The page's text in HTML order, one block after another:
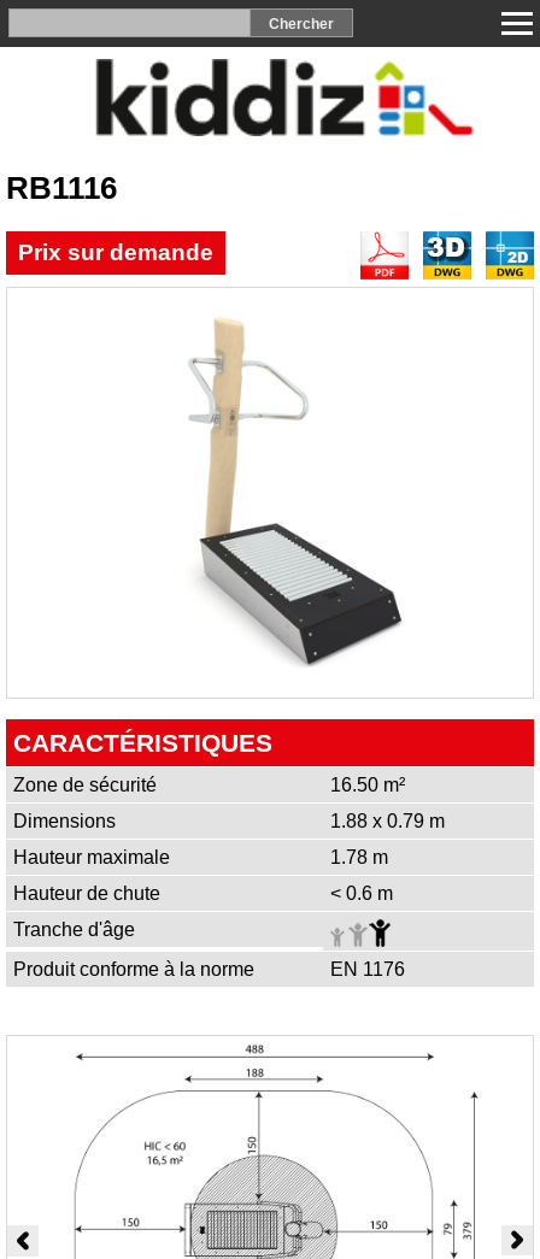
RB1116
Prix sur demande
CARACTÉRISTIQUES
Zone de sécurité
16.50 m²
Dimensions
1.88 x 0.79 m
Hauteur maximale
1.78 m
Hauteur de chute
< 0.6 m
Tranche d'âge
Produit conforme à la norme
EN 1176